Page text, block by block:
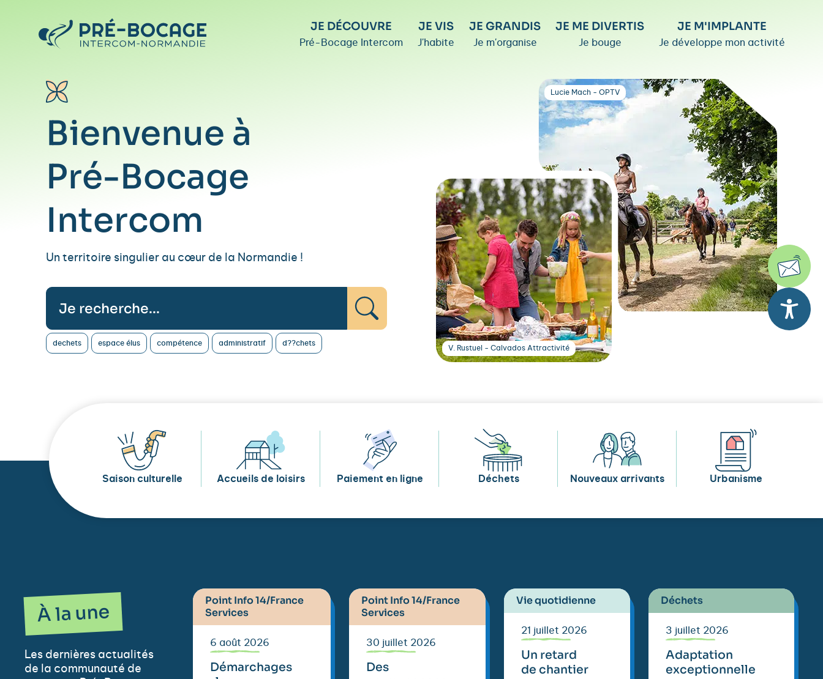
JE DÉCOUVRE
Pré-Bocage Intercom
JE VIS
J'habite
JE GRANDIS
Je m'organise
JE ME DIVERTIS
Je bouge
JE M'IMPLANTE
Je développe mon activité
Bienvenue à
Pré-Bocage
Intercom
Un territoire singulier au cœur de la Normandie !
dechets espace élus compétence administratif d??chets
Lucie Mach - OPTV
V. Rustuel - Calvados Attractivité
Saison culturelle Accueils de loisirs Paiement en ligne Déchets Nouveaux arrivants Urbanisme
À la une
Les dernières actualités
de la communauté de
Point Info 14/France
Services
6 août 2026
Démarchages
Point Info 14/France
Services
30 juillet 2026
Des
Vie quotidienne
21 juillet 2026
Un retard
de chantier
Déchets
3 juillet 2026
Adaptation
exceptionnelle